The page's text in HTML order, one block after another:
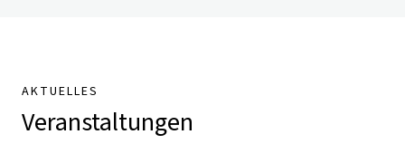
AKTUELLES
Veranstaltungen